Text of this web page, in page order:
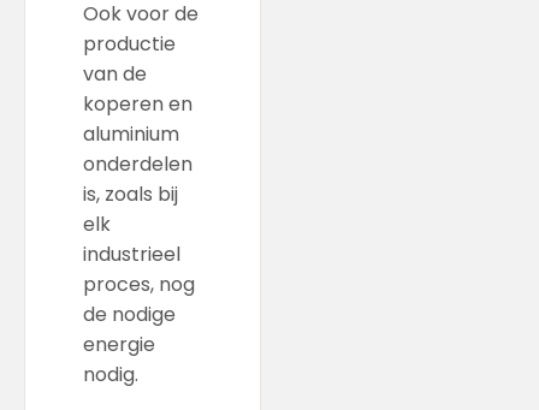
Ook voor de
productie
van de
koperen en
aluminium
onderdelen
is, zoals bij
elk
industrieel
proces, nog
de nodige
energie
nodig.